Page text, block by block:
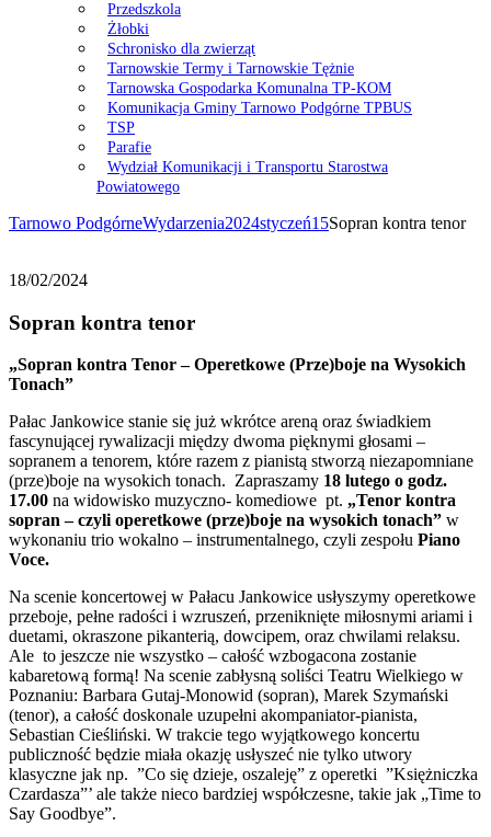
Przedszkola
Żłobki
Schronisko dla zwierząt
Tarnowskie Termy i Tarnowskie Tężnie
Tarnowska Gospodarka Komunalna TP-KOM
Komunikacja Gminy Tarnowo Podgórne TPBUS
TSP
Parafie
Wydział Komunikacji i Transportu Starostwa
Powiatowego
Tarnowo PodgórneWydarzenia2024styczeń15Sopran kontra tenor
18/02/2024
Sopran kontra tenor
„Sopran kontra Tenor – Operetkowe (Prze)boje na Wysokich
Tonach”
Pałac Jankowice stanie się już wkrótce areną oraz świadkiem
fascynującej rywalizacji między dwoma pięknymi głosami –
sopranem a tenorem, które razem z pianistą stworzą niezapomniane
(prze)boje na wysokich tonach. Zapraszamy 18 lutego o godz.
17.00 na widowisko muzyczno- komediowe pt. „Tenor kontra
sopran – czyli operetkowe (prze)boje na wysokich tonach” w
wykonaniu trio wokalno – instrumentalnego, czyli zespołu Piano
Voce.
Na scenie koncertowej w Pałacu Jankowice usłyszymy operetkowe
przeboje, pełne radości i wzruszeń, przeniknięte miłosnymi ariami i
duetami, okraszone pikanterią, dowcipem, oraz chwilami relaksu.
Ale to jeszcze nie wszystko – całość wzbogacona zostanie
kabaretową formą! Na scenie zabłysną soliści Teatru Wielkiego w
Poznaniu: Barbara Gutaj-Monowid (sopran), Marek Szymański
(tenor), a całość doskonale uzupełni akompaniator-pianista,
Sebastian Cieśliński. W trakcie tego wyjątkowego koncertu
publiczność będzie miała okazję usłyszeć nie tylko utwory
klasyczne jak np. ”Co się dzieje, oszaleję” z operetki ”Księżniczka
Czardasza”’ ale także nieco bardziej współczesne, takie jak „Time to
Say Goodbye”.